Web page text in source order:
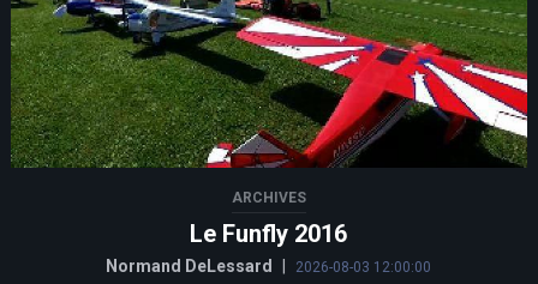
ARCHIVES
Le Funfly 2016
Normand DeLessard | 2026-08-03 12:00:00